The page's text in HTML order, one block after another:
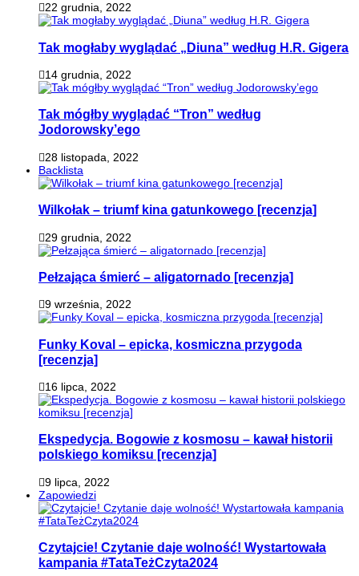
22 grudnia, 2022
Tak mogłaby wyglądać „Diuna” według H.R. Gigera
14 grudnia, 2022
Tak mógłby wyglądać “Tron” według
Jodorowsky’ego
28 listopada, 2022
Backlista
Wilkołak – triumf kina gatunkowego [recenzja]
29 grudnia, 2022
Pełzająca śmierć – aligatornado [recenzja]
9 września, 2022
Funky Koval – epicka, kosmiczna przygoda
[recenzja]
16 lipca, 2022
Ekspedycja. Bogowie z kosmosu – kawał historii
polskiego komiksu [recenzja]
9 lipca, 2022
Zapowiedzi
Czytajcie! Czytanie daje wolność! Wystartowała
kampania #TataTeżCzyta2024